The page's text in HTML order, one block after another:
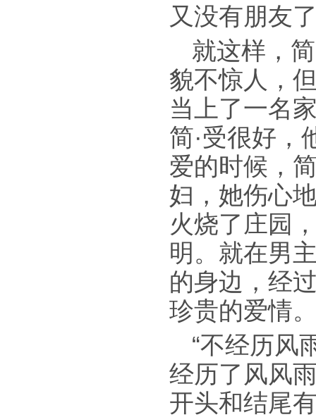
又没有朋友
就这样，
貌不惊人，
当上了一名
简·受很好，
爱的时候，
妇，她伤心
火烧了庄园
明。就在男
的身边，经
珍贵的爱情
“不经历风
经历了风风
开头和结尾